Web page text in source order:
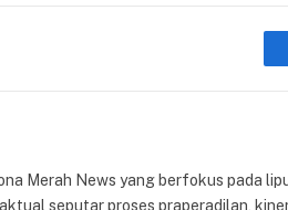
Merah News yang berfokus pada
seputar proses praperadilan,